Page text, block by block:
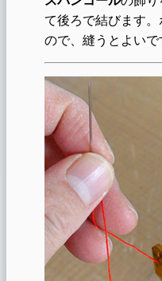
て後ろで結びます
ので、縫うとよいで